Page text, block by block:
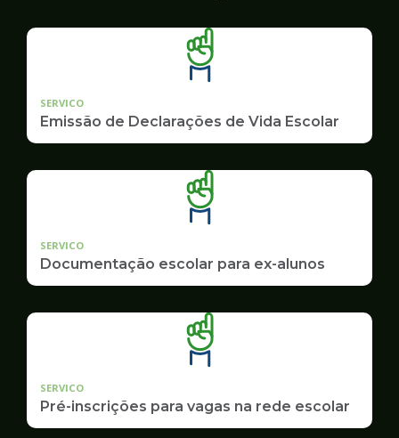
SERVICO
Emissão de Declarações de Vida Escolar
SERVICO
Documentação escolar para ex-alunos
SERVICO
Pré-inscrições para vagas na rede escolar